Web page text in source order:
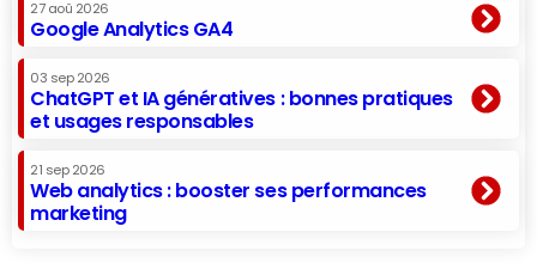
27 aoû 2026
Google Analytics GA4
03 sep 2026
ChatGPT et IA génératives : bonnes pratiques
et usages responsables
21 sep 2026
Web analytics : booster ses performances
marketing